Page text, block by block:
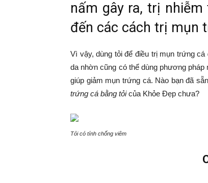
nấm gây ra, trị
đến các cách trị mụn
Vì vậy, dùng tỏi để điều trị mụn trứng
da nhờn cũng có thể dùng phương
giúp giảm mụn trứng cá. Nào bạn đã
trứng cá bằng tỏicủa Khỏe Đẹp chưa?
Tỏi có tính chống viêm